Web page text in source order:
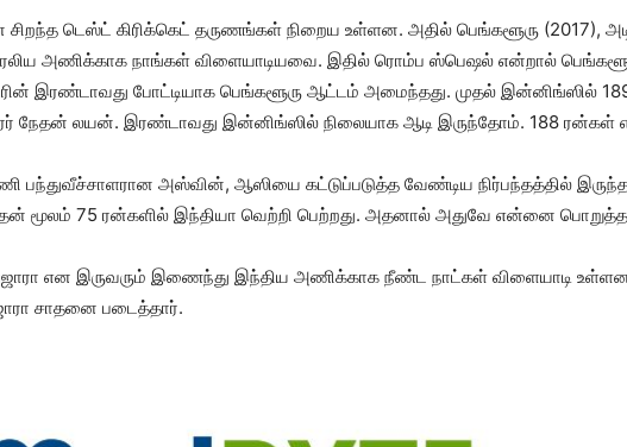
டெஸ்ட் கிரிக்கெட் தருணங்கள் நிறைய உள்ளன. அதில் பெங்களூரு (2017),
அணிக்காக நாங்கள் விளையாடியவை. இதில் ரொம்ப ஸ்பெஷல் என்றால்
இரண்டாவது போட்டியாக பெங்களூரு ஆட்டம் அமைந்தது. முதல் இன்னிங்ஸில்
நேதன் லயன். இரண்டாவது இன்னிங்ஸில் நிலையாக ஆடி இருந்தோம். 188 ரன்கள்
பந்துவீச்சாளரான அஸ்வின், ஆஸியை கட்டுப்படுத்த வேண்டிய நிர்பந்தத்தில்
மூலம் 75 ரன்களில் இந்தியா வெற்றி பெற்றது. அதனால் அதுவே என்னை
என இருவரும் இணைந்து இந்திய அணிக்காக நீண்ட நாட்கள் விளையாடி
சாதனை படைத்தார்.